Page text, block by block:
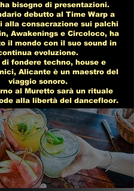
bisogno di presentazioni.
debutto al Time Warp a
alla consacrazione sui palchi
Awakenings e Circoloco, ha
il mondo con il suo sound in
evoluzione.
di fondere techno, house e
Alicante è un maestro del
viaggio sonoro.
al Muretto sarà un rituale
alla libertà del dancefloor.